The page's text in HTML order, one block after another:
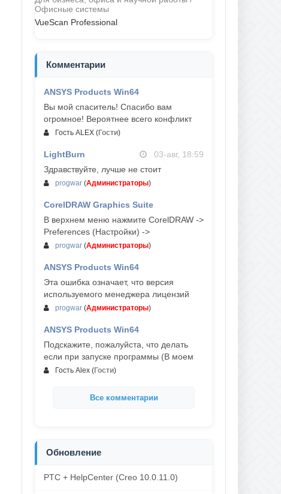
Офисные системы
VueScan Professional
Комментарии
ANSYS Products Win64
Вы мой спаситель! Спасибо вам
огромное! Вероятнее всего конфликт
Гость ALEX (Гости)
LightBurn
03-авг, 18:59
Здравствуйте, лучше не стоит
progwar (Администраторы)
CorelDRAW Graphics Suite
03-авг, 18:58
В верхнем меню нажмите CorelDRAW ->
Preferences (Настройки) ->
progwar (Администраторы)
ANSYS Products Win64
Эта ошибка означает, что версия
используемого менеджера лицензий
progwar (Администраторы)
ANSYS Products Win64
Подскажите, пожалуйста, что делать
если при запуске программы (В моем
Гость Alex (Гости)
Все комментарии
Обновление
PTC + HelpCenter (Creo 10.0.11.0)